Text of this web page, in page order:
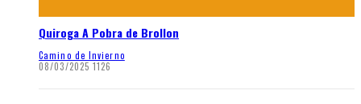
Quiroga A Pobra de Brollon
Camino de Invierno
08/03/2025 1126